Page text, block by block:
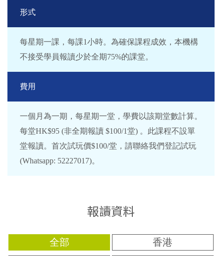
形式
每星期一課，每課1小時。為確保課程成效，本機構
不接受學員報讀少於全期75%的課堂。
費用
一個月為一期，每星期一堂，學費以該期堂數計算。
每堂HK$95 (非全期報讀 $100/1堂) 。此課程不設單
堂報讀。首次試玩價$100/堂，請聯絡我們登記試玩
(Whatsapp: 52227017)。
報讀資料
全部
香港